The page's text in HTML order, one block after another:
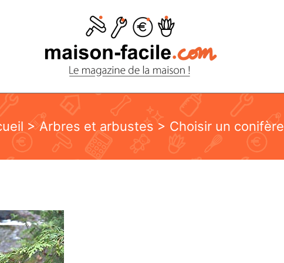
>Arbres et arbustes > Choisir un conifère